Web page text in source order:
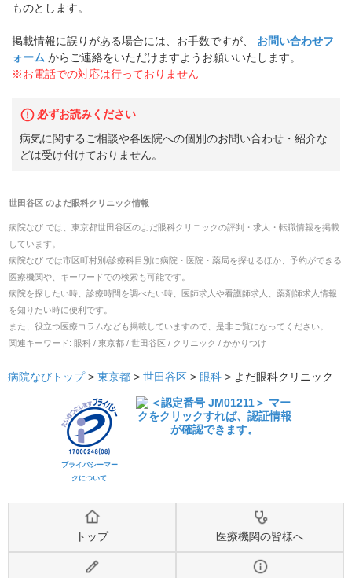
ものとします。
掲載情報に誤りがある場合には、お手数ですが、
お問い合わせフ
ォーム からご連絡をいただけますようお願いいたします。
※お電話での対応は行っておりません
必ずお読みください
病気に関するご相談や各医院への個別のお問い合わせ・紹介な
どは受け付けておりません。
世田谷区のよだ眼科クリニック情報
病院なび では、 東京都世田谷区のよだ眼科クリニックの評判・求人・転職情報を掲載
しています。
病院なび では市区町村別/診療科目別に病院・医院・薬局を探せるほか、予約ができる
医療機関や、キーワードでの検索も可能です。
病院を探したい時、診療時間を調べたい時、医師求人や看護師求人、薬剤師求人情報
を知りたい時に便利です。
また、役立つ医療コラムなども掲載していますので、是非ご覧になってください。
関連キーワード: 眼科 / 東京都 / 世田谷区 / クリニック / かかりつけ
病院なびトップ > 東京都 > 世田谷区 > 眼科 > よだ眼科クリニック
プライバシーマー
クについて
トップ 医療機関の皆様へ